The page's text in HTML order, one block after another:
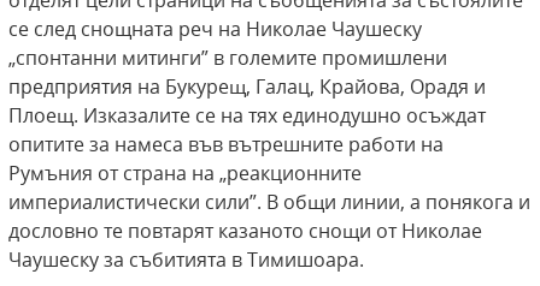
се след снощната реч на Николае Чаушеску
„спонтанни митинги” в големите промишлени
предприятия на Букурещ, Галац, Крайова, Орадя и
Плоещ. Изказалите се на тях единодушно осъждат
опитите за намеса във вътрешните работи на
Румъния от страна на „реакционните
империалистически сили”. В общи линии, а понякога и
дословно те повтарят казаното снощи от Николае
Чаушеску за събитията в Тимишоара.